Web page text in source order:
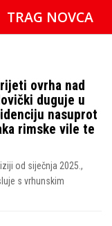
TRAG NOVCA
ovrha nad
duguje u
nasuprot
rimske vile te
od siječnja 2025.,
s vrhunskim